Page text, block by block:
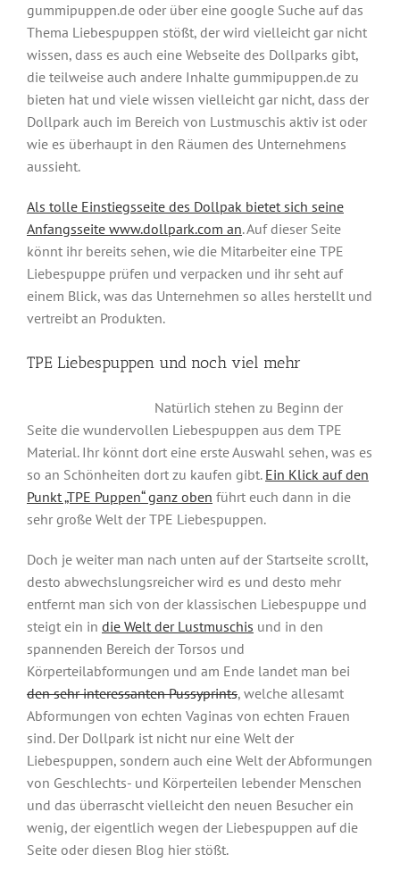
gummipuppen.de oder über eine google Suche auf das
Thema Liebespuppen stößt, der wird vielleicht gar nicht
wissen, dass es auch eine Webseite des Dollparks gibt,
die teilweise auch andere Inhalte gummipuppen.de zu
bieten hat und viele wissen vielleicht gar nicht, dass der
Dollpark auch im Bereich von Lustmuschis aktiv ist oder
wie es überhaupt in den Räumen des Unternehmens
aussieht.
Als tolle Einstiegsseite des Dollpak bietet sich seine
Anfangsseite www.dollpark.com an. Auf dieser Seite
könnt ihr bereits sehen, wie die Mitarbeiter eine TPE
Liebespuppe prüfen und verpacken und ihr seht auf
einem Blick, was das Unternehmen so alles herstellt und
vertreibt an Produkten.
TPE Liebespuppen und noch viel mehr
Natürlich stehen zu Beginn der
Seite die wundervollen Liebespuppen aus dem TPE
Material. Ihr könnt dort eine erste Auswahl sehen, was es
so an Schönheiten dort zu kaufen gibt. Ein Klick auf den
Punkt „TPE Puppen“ ganz oben führt euch dann in die
sehr große Welt der TPE Liebespuppen.
Doch je weiter man nach unten auf der Startseite scrollt,
desto abwechslungsreicher wird es und desto mehr
entfernt man sich von der klassischen Liebespuppe und
steigt ein in die Welt der Lustmuschis und in den
spannenden Bereich der Torsos und
Körperteilabformungen und am Ende landet man bei
den sehr interessanten Pussyprints, welche allesamt
Abformungen von echten Vaginas von echten Frauen
sind. Der Dollpark ist nicht nur eine Welt der
Liebespuppen, sondern auch eine Welt der Abformungen
von Geschlechts- und Körperteilen lebender Menschen
und das überrascht vielleicht den neuen Besucher ein
wenig, der eigentlich wegen der Liebespuppen auf die
Seite oder diesen Blog hier stößt.